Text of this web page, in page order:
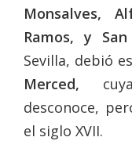
Monsalves,
Ramos, y
Sevilla, debió
Merced,
desconoce,
el siglo XVII.